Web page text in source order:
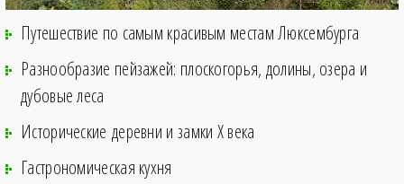
Путешествие по самым красивым местам Люксембурга
Разнообразие пейзажей: плоскогорья, долины, озера и
дубовые леса
Исторические деревни и замки X века
Гастрономическая кухня